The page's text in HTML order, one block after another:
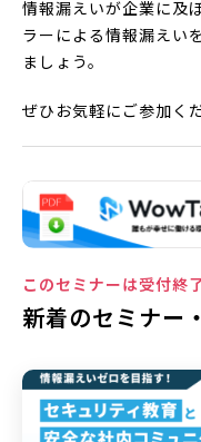
情報漏えいが企業に及
ラーによる情報漏えい
ましょう。
ぜひお気軽にご参加く
このセミナーは受付終
新着のセミナー